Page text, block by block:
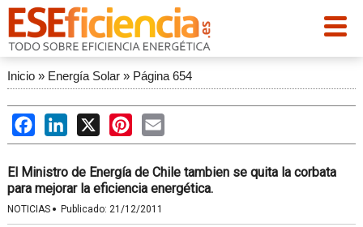
Inicio» Energía Solar» Página 654
FacebookLinkedIn
X PinterestEmail
El Ministro de Energía de Chile tambien se quita la corbata
para mejorar la eficiencia energética.
NOTICIAS · Publicado: 21/12/2011